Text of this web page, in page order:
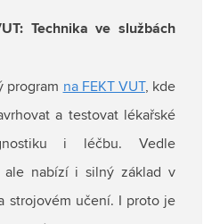
Technika ve službách
program na FEKT VUT , kde
a testovat lékařské
i léčbu. Vedle
ale nabízí i silný základ v
strojovém učení. I proto je